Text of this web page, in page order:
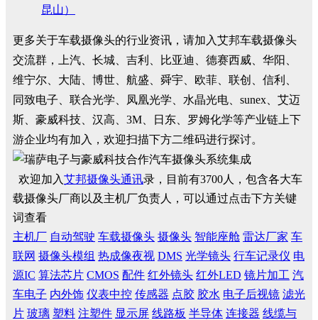
昆山）
更多关于车载摄像头的行业资讯，请加入艾邦车载摄像头
交流群，上汽、长城、吉利、比亚迪、德赛西威、华阳、
维宁尔、大陆、博世、航盛、舜宇、欧菲、联创、信利、
同致电子、联合光学、凤凰光学、水晶光电、sunex、艾迈
斯、豪威科技、汉高、3M、日东、罗姆化学等产业链上下
游企业均有加入，欢迎扫描下方二维码进行探讨。
欢迎加入艾邦摄像头通讯录，目前有3700人，包含各大车
载摄像头厂商以及主机厂负责人，可以通过点击下方关键
词查看
主机厂 自动驾驶 车载摄像头 摄像头 智能座舱 雷达厂家 车
联网 摄像头模组 热成像夜视 DMS 光学镜头 行车记录仪 电
源IC 算法芯片 CMOS 配件 红外镜头 红外LED 镜片加工 汽
车电子 内外饰 仪表中控 传感器 点胶 胶水 电子后视镜 滤光
片 玻璃 塑料 注塑件 显示屏 线路板 半导体 连接器 线缆与